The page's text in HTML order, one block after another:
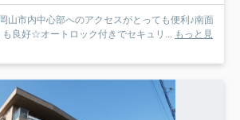
山市内中心部へのアクセスがとっても便利♪南面
良好☆オートロック付きでセキュリ... もっと見